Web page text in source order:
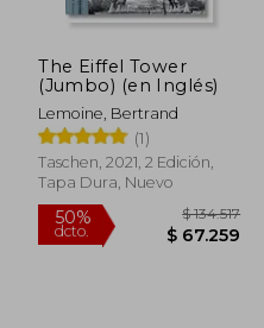
The Eiffel Tower
(Jumbo) (en Inglés)
Lemoine, Bertrand
(1)
Taschen, 2021, 2 Edición,
Tapa Dura, Nuevo